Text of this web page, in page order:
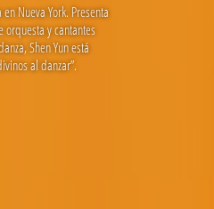
Nueva York. Presenta
orquesta y cantantes
Shen Yun está
al danzar”.